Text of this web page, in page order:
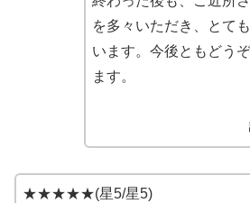
を多々いただき、とて
います。今後ともどう
ます。
★★★★★(星5/星5)